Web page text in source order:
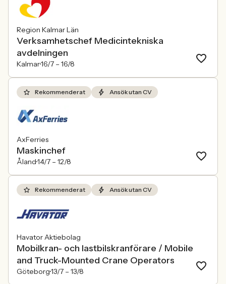
Region Kalmar Län
Verksamhetschef Medicintekniska
avdelningen
Kalmar16/7 – 16/8
Rekommenderat Ansök utan CV
AxFerries
Maskinchef
Åland14/7 – 12/8
Rekommenderat Ansök utan CV
Havator Aktiebolag
Mobilkran- och lastbilskranförare / Mobile
and Truck-Mounted Crane Operators
Göteborg13/7 – 13/8